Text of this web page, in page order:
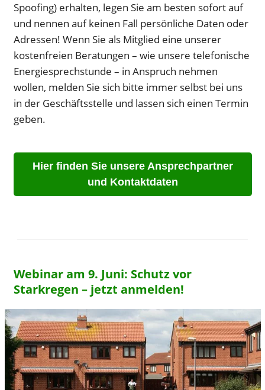
Spoofing) erhalten, legen Sie am besten sofort auf
und nennen auf keinen Fall persönliche Daten oder
Adressen! Wenn Sie als Mitglied eine unserer
kostenfreien Beratungen – wie unsere telefonische
Energiesprechstunde – in Anspruch nehmen
wollen, melden Sie sich bitte immer selbst bei uns
in der Geschäftsstelle und lassen sich einen Termin
geben.
Hier finden Sie unsere Ansprechpartner
und Kontaktdaten
Webinar am 9. Juni: Schutz vor
Starkregen – jetzt anmelden!